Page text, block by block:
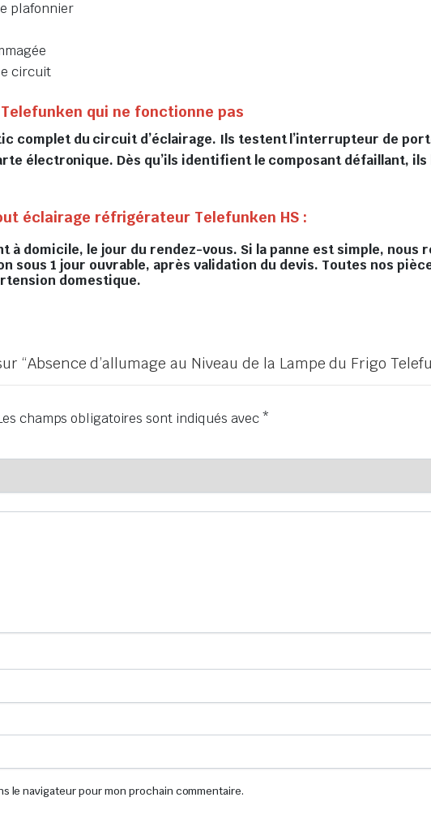
plafonnier
circuit
qui ne fonctionne pas
complet du circuit d’éclairage. Ils testent l’interrupteur de
électronique. Dès qu’ils identifient le composant défaillant,
éclairage réfrigérateur Telefunken HS :
domicile, le jour du rendez-vous. Si la panne est simple, nous
sous 1 jour ouvrable, après validation du devis. Toutes nos
domestique.
“Absence d’allumage au Niveau de la Lampe du Frigo
champs obligatoires sont indiqués avec*
le navigateur pour mon prochain commentaire.